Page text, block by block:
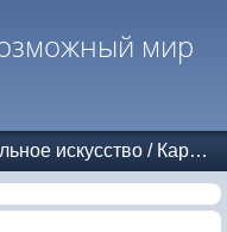
мир
искусство / Карикатуры